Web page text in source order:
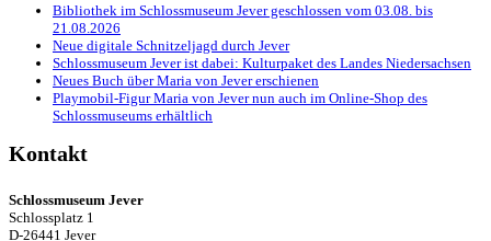
Bibliothek im Schlossmuseum Jever geschlossen vom 03.08. bis
21.08.2026
Neue digitale Schnitzeljagd durch Jever
Schlossmuseum Jever ist dabei: Kulturpaket des Landes Niedersachsen
Neues Buch über Maria von Jever erschienen
Playmobil-Figur Maria von Jever nun auch im Online-Shop des
Schlossmuseums erhältlich
Kontakt
Schlossmuseum Jever
Schlossplatz 1
D-26441 Jever